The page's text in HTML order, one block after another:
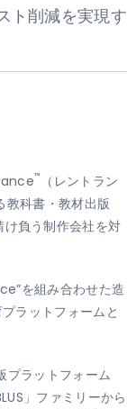
ト削減を実現す
™
（レントラン
科書・教材出版
負う制作会社を対
を組み合わせた造
ラットフォームと
プラットフォーム
」ファミリーから